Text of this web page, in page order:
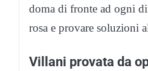
doma di fronte ad ogni
rosa e provare soluzioni
Villani provata da